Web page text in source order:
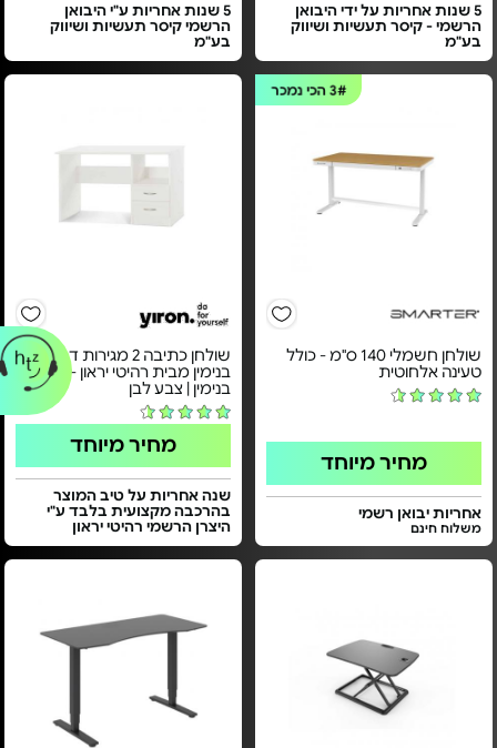
5 שנות אחריות על ידי היבואן
הרשמי - קיסר תעשיות ושיווק
בע"מ
5 שנות אחריות ע"י היבואן
הרשמי קיסר תעשיות ושיווק
בע"מ
3#הכי נמכר
שולחן חשמלי 140 ס"מ - כולל
טעינה אלחוטית
מחיר מיוחד
אחריות יבואן רשמי
משלוח חינם
שולחן כתיבה 2 מגירות דגם
בנימין מבית רהיטי יראון - דגם
בנימין | צבע לבן
מחיר מיוחד
שנה אחריות על טיב המוצר
בהרכבה מקצועית בלבד ע"י
היצרן הרשמי רהיטי יראון